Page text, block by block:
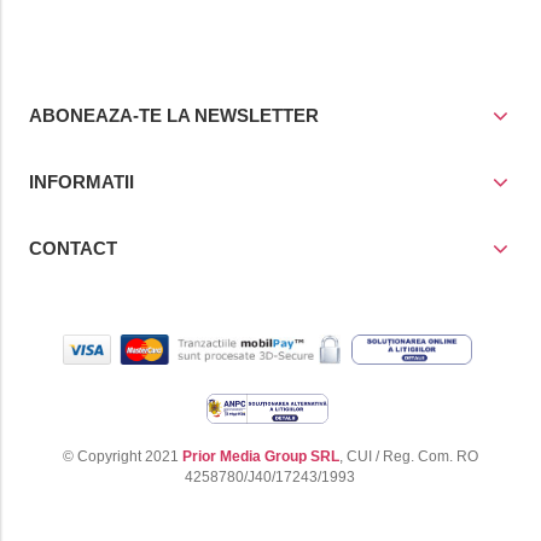
ABONEAZA-TE LA NEWSLETTER
INFORMATII
CONTACT
© Copyright 2021 Prior Media Group SRL, CUI / Reg. Com. RO
4258780/J40/17243/1993